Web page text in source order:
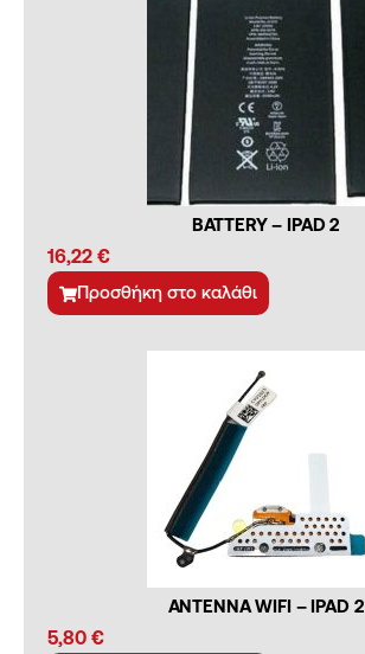
BATTERY – IPAD 2
16,22 €
Προσθήκη στο καλάθι
ANTENNA WIFI – IPAD 2
5,80 €